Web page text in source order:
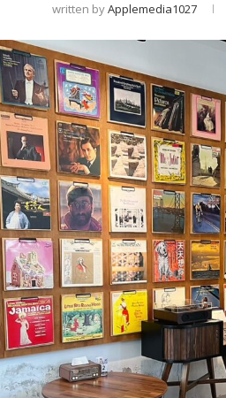
written byApplemedia1027